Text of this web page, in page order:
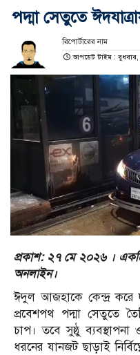
পদ্মা সেতুতে
রিপোর্টারের নাম
আপডেট টাইম :
প্রকাশ: ২৭ মে ২০২৬ ।
অনলাইন।
ঈদুল আজহাকে কেন্দ্র করে
প্রবেশপথ পদ্মা সেতুতে
চাপ। তবে সুষ্ঠু
ধরনের যানজট ছাড়াই